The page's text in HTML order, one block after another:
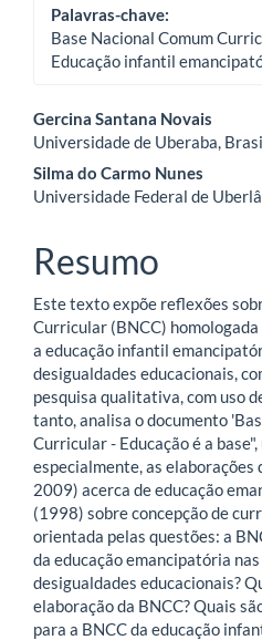
Palavras-chave:
Base Nacional Comum
Educação infantil
Conteúdo
do
artigo
principal
Gercina Santana Novais
Universidade de Uberaba,
Silma do Carmo Nunes
Universidade Federal de
Resumo
Este texto expõe reflexões
Curricular (BNCC)
a educação infantil
desigualdades educacionais,
pesquisa qualitativa, com uso
tanto, analisa o documento
Curricular - Educação é a
especialmente, as
2009) acerca de educação
(1998) sobre concepção de
orientada pelas questões: a
da educação emancipatória
desigualdades educacionais?
elaboração da BNCC? Quais
para a BNCC da educação